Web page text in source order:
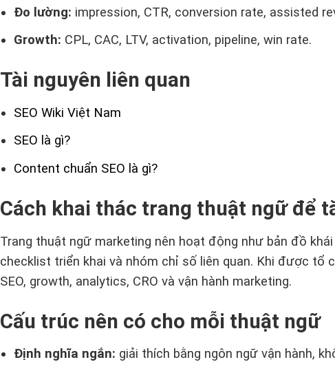
Đo lường: impression, CTR, conversion rate, assisted
Growth: CPL, CAC, LTV, activation, pipeline, win rate.
Tài nguyên liên quan
SEO Wiki Việt Nam
SEO là gì?
Content chuẩn SEO là gì?
Cách khai thác trang thuật ngữ để
Trang thuật ngữ marketing nên hoạt động như bản đồ
checklist triển khai và nhóm chỉ số liên quan. Khi được tổ
SEO, growth, analytics, CRO và vận hành marketing.
Cấu trúc nên có cho mỗi thuật ngữ
Định nghĩa ngắn: giải thích bằng ngôn ngữ vận hành,